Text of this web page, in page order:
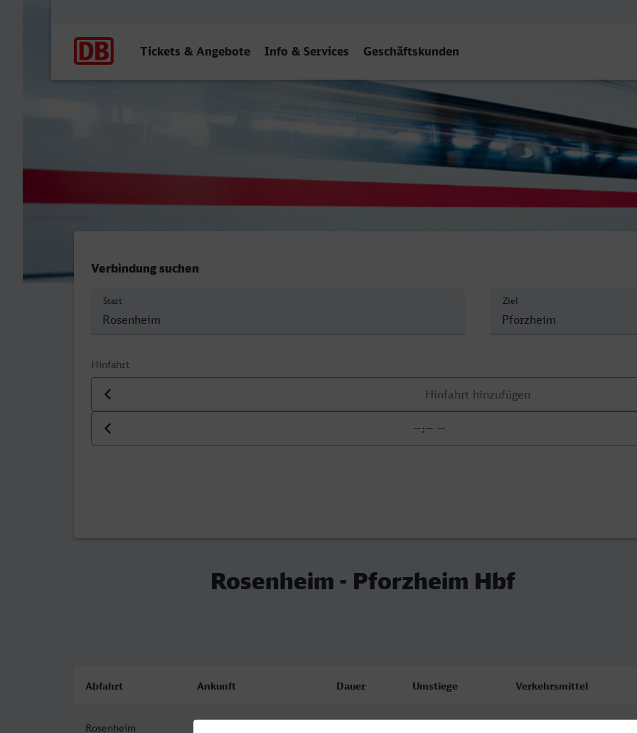
Tickets & Angebote Info & Services Geschäftskunden
Rosenheim - Pforzheim Hbf
Verbindung suchen
Start Ziel
Hinfahrt
Datum der Hinfahrt
Uhrzeit der Hinfahrt
Rosenheim - Pforzheim Hbf
Abfahrt Ankunft Dauer Umstiege Verkehrsmittel
Rosenheim